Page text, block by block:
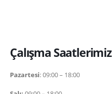
Çalışma Saatlerimiz
Pazartesi: 09:00 – 18:00